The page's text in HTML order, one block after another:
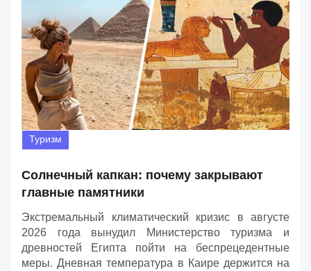
Туризм
Солнечный капкан: почему закрывают
главные памятники
Экстремальный климатический кризис в августе
2026 года вынудил Министерство туризма и
древностей Египта пойти на беспрецедентные
меры. Дневная температура в Каире держится на